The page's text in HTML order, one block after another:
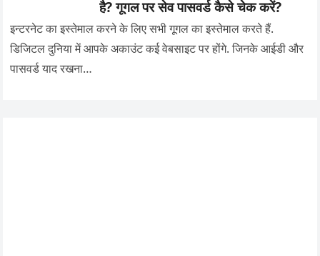
है? गूगल पर सेव पासवर्ड कैसे चेक करें?
इन्टरनेट का इस्तेमाल करने के लिए सभी गूगल का इस्तेमाल करते हैं.
डिजिटल दुनिया में आपके अकाउंट कई वेबसाइट पर होंगे. जिनके आईडी और
पासवर्ड याद रखना…